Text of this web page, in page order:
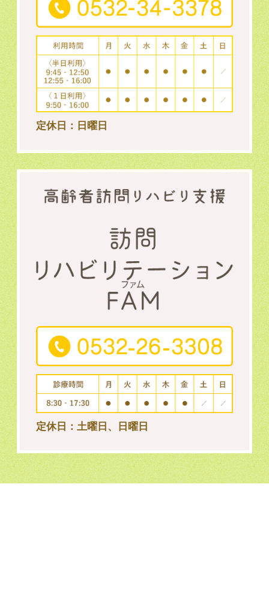
定休日：日曜日
定休日：土曜日、日曜日